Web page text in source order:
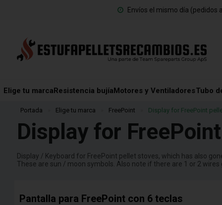
Envíos el mismo día (pedidos
Elige tu marcaResistencia bujíaMotores y VentiladoresTubo
Portada Elige tu marca FreePoint Display for FreePoint
Display for
Display / Keyboard for FreePoint pellet stoves, which has also
These are sun / moon symbols. Also note if there are 1 or 2 wires
Pantalla para FreePoint con 6 teclas